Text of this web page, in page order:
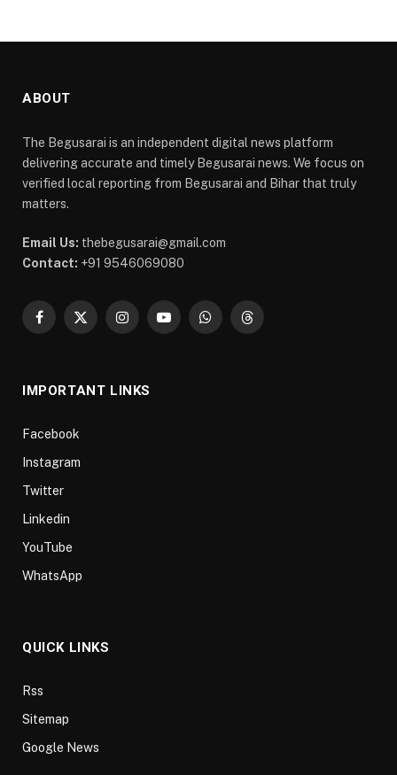
ABOUT
The Begusarai is an independent digital news platform
delivering accurate and timely Begusarai news. We focus on
verified local reporting from Begusarai and Bihar that truly
matters.
Email Us: thebegusarai@gmail.com
Contact: +91 9546069080
Facebook
X
InstagramYouTubeWhatsAppThreads
IMPORTANT LINKS
Facebook
Instagram
Twitter
Linkedin
YouTube
WhatsApp
QUICK LINKS
Rss
Sitemap
Google News